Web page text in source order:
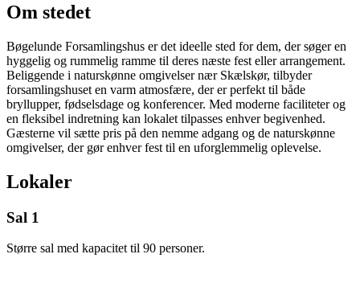
Om stedet
Bøgelunde Forsamlingshus er det ideelle sted for dem, der søger en
hyggelig og rummelig ramme til deres næste fest eller arrangement.
Beliggende i naturskønne omgivelser nær Skælskør, tilbyder
forsamlingshuset en varm atmosfære, der er perfekt til både
bryllupper, fødselsdage og konferencer. Med moderne faciliteter og
en fleksibel indretning kan lokalet tilpasses enhver begivenhed.
Gæsterne vil sætte pris på den nemme adgang og de naturskønne
omgivelser, der gør enhver fest til en uforglemmelig oplevelse.
Lokaler
Sal 1
Større sal med kapacitet til 90 personer.